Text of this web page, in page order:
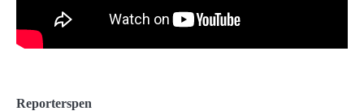
Reporterspen